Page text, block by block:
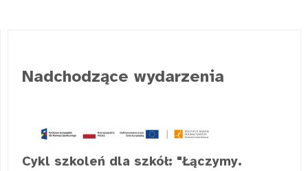
Nadchodzące wydarzenia
Cykl szkoleń dla szkół: "Łączymy.